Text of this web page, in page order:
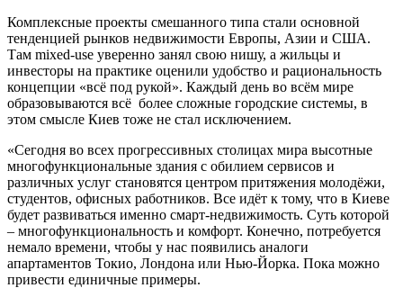
Комплексные проекты смешанного типа стали основной
тенденцией рынков недвижимости Европы, Азии и США.
Там mixed-use уверенно занял свою нишу, а жильцы и
инвесторы на практике оценили удобство и рациональность
концепции «всё под рукой». Каждый день во всём мире
образовываются всё более сложные городские системы, в
этом смысле Киев тоже не стал исключением.
«Сегодня во всех прогрессивных столицах мира высотные
многофункциональные здания с обилием сервисов и
различных услуг становятся центром притяжения молодёжи,
студентов, офисных работников. Все идёт к тому, что в Киеве
будет развиваться именно смарт-недвижимость. Суть которой
– многофункциональность и комфорт. Конечно, потребуется
немало времени, чтобы у нас появились аналоги
апартаментов Токио, Лондона или Нью-Йорка. Пока можно
привести единичные примеры.